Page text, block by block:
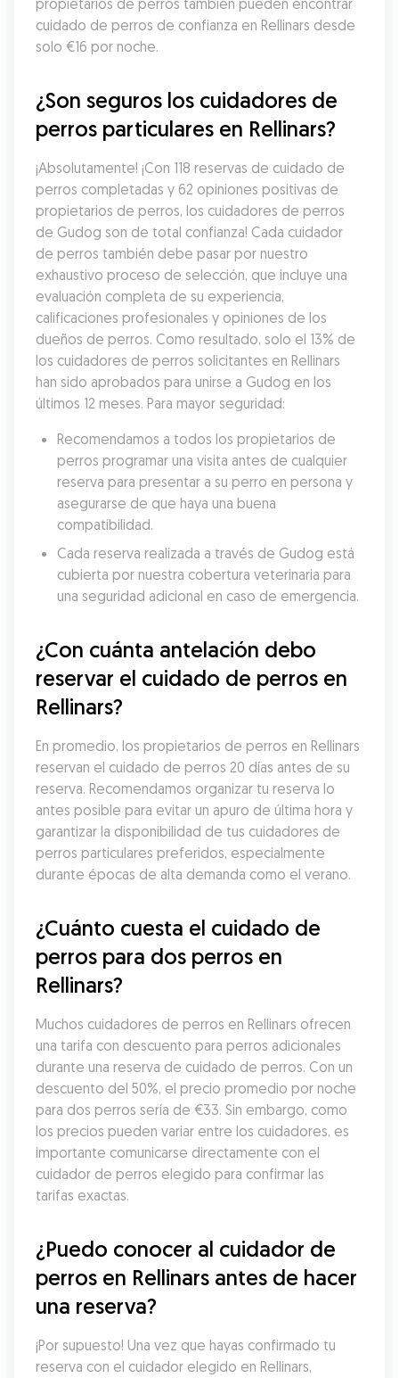
propietarios de perros también pueden encontrar
cuidado de perros de confianza en Rellinars desde
solo €16 por noche.
¿Son seguros los cuidadores de
perros particulares en Rellinars?
¡Absolutamente! ¡Con 118 reservas de cuidado de
perros completadas y 62 opiniones positivas de
propietarios de perros, los cuidadores de perros
de Gudog son de total confianza! Cada cuidador
de perros también debe pasar por nuestro
exhaustivo proceso de selección, que incluye una
evaluación completa de su experiencia,
calificaciones profesionales y opiniones de los
dueños de perros. Como resultado, solo el 13% de
los cuidadores de perros solicitantes en Rellinars
han sido aprobados para unirse a Gudog en los
últimos 12 meses. Para mayor seguridad:
Recomendamos a todos los propietarios de
perros programar una visita antes de cualquier
reserva para presentar a su perro en persona y
asegurarse de que haya una buena
compatibilidad.
Cada reserva realizada a través de Gudog está
cubierta por nuestra cobertura veterinaria para
una seguridad adicional en caso de emergencia.
¿Con cuánta antelación debo
reservar el cuidado de perros en
Rellinars?
En promedio, los propietarios de perros en Rellinars
reservan el cuidado de perros 20 días antes de su
reserva. Recomendamos organizar tu reserva lo
antes posible para evitar un apuro de última hora y
garantizar la disponibilidad de tus cuidadores de
perros particulares preferidos, especialmente
durante épocas de alta demanda como el verano.
¿Cuánto cuesta el cuidado de
perros para dos perros en
Rellinars?
Muchos cuidadores de perros en Rellinars ofrecen
una tarifa con descuento para perros adicionales
durante una reserva de cuidado de perros. Con un
descuento del 50%, el precio promedio por noche
para dos perros sería de €33. Sin embargo, como
los precios pueden variar entre los cuidadores, es
importante comunicarse directamente con el
cuidador de perros elegido para confirmar las
tarifas exactas.
¿Puedo conocer al cuidador de
perros en Rellinars antes de hacer
una reserva?
¡Por supuesto! Una vez que hayas confirmado tu
reserva con el cuidador elegido en Rellinars,